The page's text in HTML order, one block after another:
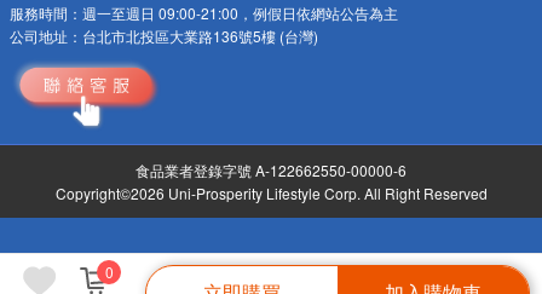
0
服務時間： 週一至週日 09:00-21:00，例假日依網站公告為主
公司地址： 台北市北投區大業路136號5樓 (台灣)
食品業者登錄字號 A-122662550-00000-6
Copyright©2026 Uni-Prosperity Lifestyle Corp. All Right Reserved